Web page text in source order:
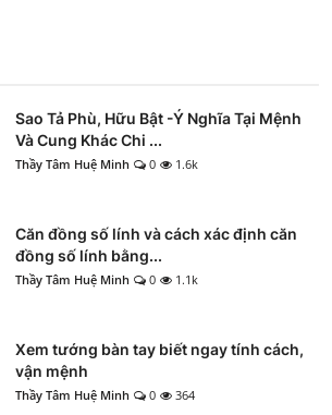
Sao Tả Phù, Hữu Bật -Ý Nghĩa Tại Mệnh
Và Cung Khác Chi ...
Thầy Tâm Huệ Minh 0 1.6k
Căn đồng số lính và cách xác định căn
đồng số lính bằng...
Thầy Tâm Huệ Minh 0 1.1k
Xem tướng bàn tay biết ngay tính cách,
vận mệnh
Thầy Tâm Huệ Minh 0 364